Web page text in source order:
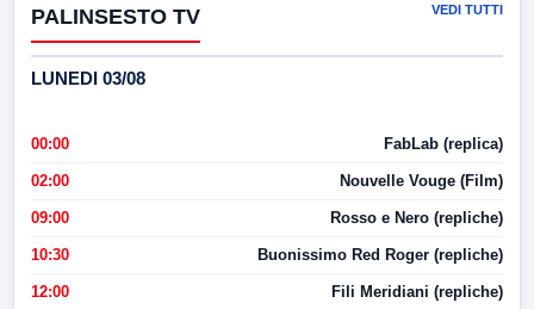
PALINSESTO TV VEDI TUTTI
LUNEDI 03/08
00:00 FabLab (replica)
02:00 Nouvelle Vouge (Film)
09:00 Rosso e Nero (repliche)
10:30 Buonissimo Red Roger (repliche)
12:00 Fili Meridiani (repliche)